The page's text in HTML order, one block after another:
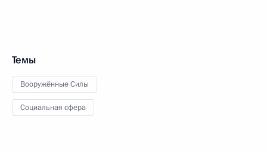
Темы
Вооружённые Силы
Социальная сфера